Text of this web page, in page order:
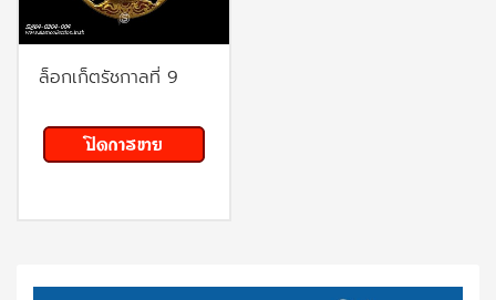
ล็อกเก็ตรัชกาลที่ 9